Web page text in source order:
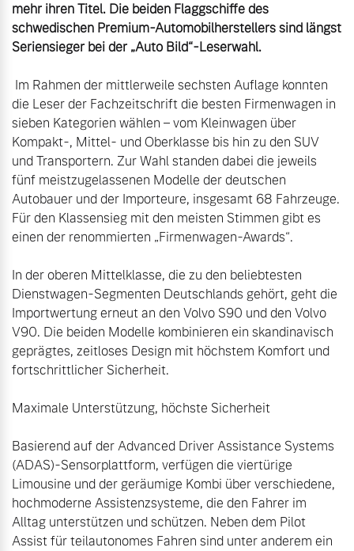
mehr ihren Titel. Die beiden Flaggschiffe des
schwedischen Premium-Automobilherstellers sind längst
Seriensieger bei der „Auto Bild“-Leserwahl.
die Leser der Fachzeitschrift die besten Firmenwagen in
sieben Kategorien wählen – vom Kleinwagen über
Kompakt-, Mittel- und Oberklasse bis hin zu den SUV
und Transportern. Zur Wahl standen dabei die jeweils
fünf meistzugelassenen Modelle der deutschen
Autobauer und der Importeure, insgesamt 68 Fahrzeuge.
Für den Klassensieg mit den meisten Stimmen gibt es
einen der renommierten „Firmenwagen-Awards“.
In der oberen Mittelklasse, die zu den beliebtesten
Dienstwagen-Segmenten Deutschlands gehört, geht die
Importwertung erneut an den Volvo S90 und den Volvo
V90. Die beiden Modelle kombinieren ein skandinavisch
geprägtes, zeitloses Design mit höchstem Komfort und
fortschrittlicher Sicherheit.
Maximale Unterstützung, höchste Sicherheit
Basierend auf der Advanced Driver Assistance Systems
(ADAS)-Sensorplattform, verfügen die viertürige
Limousine und der geräumige Kombi über verschiedene,
hochmoderne Assistenzsysteme, die den Fahrer im
Alltag unterstützen und schützen. Neben dem Pilot
Assist für teilautonomes Fahren sind unter anderem ein